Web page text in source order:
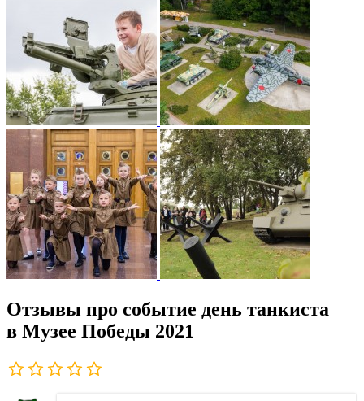
Отзывы про событие день танкиста
в Музее Победы 2021